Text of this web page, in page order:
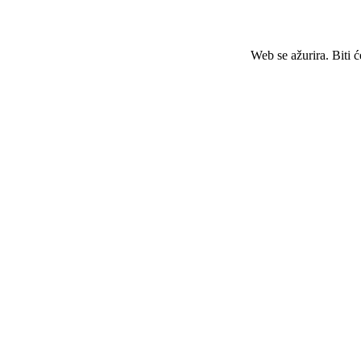
Web se ažurira. Biti